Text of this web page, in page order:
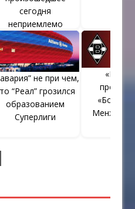
сегодня
неприемлемо
не при чем,
“Реал” грозился
образованием
Суперлиги